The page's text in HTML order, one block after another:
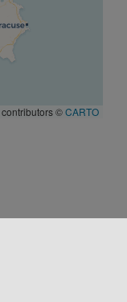
contributors ©CARTO